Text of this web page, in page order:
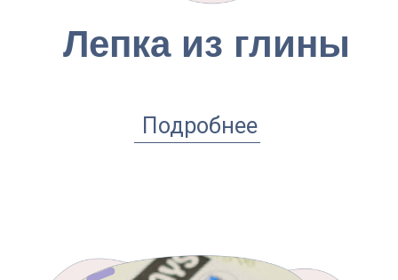
уникальной программы для юных